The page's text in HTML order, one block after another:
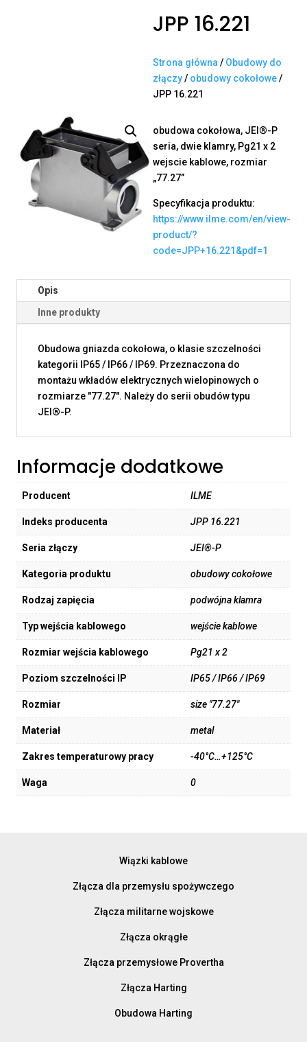
JPP 16.221
Strona główna / Obudowy do
złączy/ obudowy cokołowe/
JPP 16.221
obudowa cokołowa, JEI®-P
seria, dwie klamry, Pg21 x 2
wejscie kablowe, rozmiar
„77.27”
Specyfikacja produktu:
https://www.ilme.com/en/view-
product/?
code=JPP+16.221&pdf=1
Opis
Inne produkty
Obudowa gniazda cokołowa, o klasie szczelności
kategorii IP65 / IP66 / IP69. Przeznaczona do
montażu wkładów elektrycznych wielopinowych o
rozmiarze "77.27". Należy do serii obudów typu
JEI®-P.
Informacje dodatkowe
Producent ILME
Indeks producenta JPP 16.221
Seria złączy JEI®-P
Kategoria produktu obudowy cokołowe
Rodzaj zapięcia podwójna klamra
Typ wejścia kablowego wejście kablowe
Rozmiar wejścia kablowego Pg21 x 2
Poziom szczelności IP IP65 / IP66 / IP69
Rozmiar size "77.27"
Materiał metal
Zakres temperaturowy pracy -40°C…+125°C
Waga 0
Wiązki kablowe
Złącza dla przemysłu spożywczego
Złącza militarne wojskowe
Złącza okrągłe
Złącza przemysłowe Provertha
Złącza Harting
Obudowa Harting